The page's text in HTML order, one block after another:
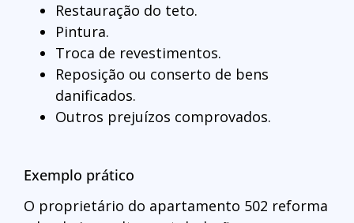
Restauração do teto.
Pintura.
Troca de revestimentos.
Reposição ou conserto de bens
danificados.
Outros prejuízos comprovados.
Exemplo prático
O proprietário do apartamento 502 reforma